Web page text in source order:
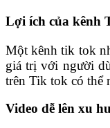
Lợi ích của kênh
Một kênh tik tok
giá trị với người
trên Tik tok có thể
Video dễ lên xu